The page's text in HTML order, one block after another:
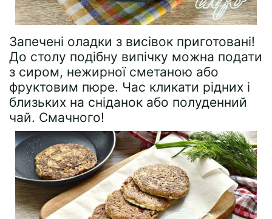
Запечені оладки з висівок приготовані!
До столу подібну випічку можна подати
з сиром, нежирної сметаною або
фруктовим пюре. Час кликати рідних і
близьких на сніданок або полуденний
чай. Смачного!